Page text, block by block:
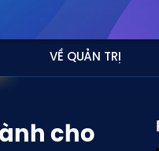
VỀ QUẢN TRỊ
cho